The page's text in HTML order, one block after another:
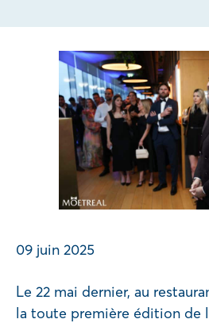
09 juin 2025
Le 22 mai dernier, au
la toute première édition de